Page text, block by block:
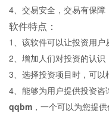
4、交易安全，交易有保障
软件特点：
1、该软件可以让投资用户
2、增加人们对投资的认识
3、选择投资项目时，可以
4、能够为用户提供投资咨
qqbm ，一个可以为您提